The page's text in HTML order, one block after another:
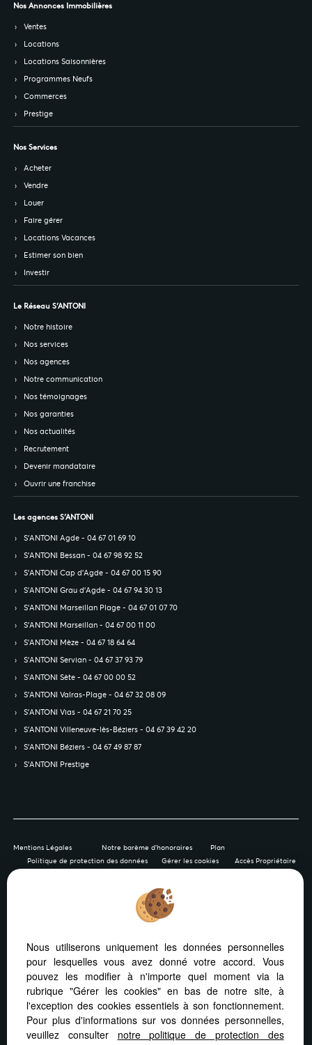
Nos Annonces Immobilières
Ventes
Locations
Locations Saisonnières
Programmes Neufs
Commerces
Prestige
Nos Services
Acheter
Vendre
Louer
Faire gérer
Locations Vacances
Estimer son bien
Investir
Le Réseau S’ANTONI
Notre histoire
Nos services
Nos agences
Notre communication
Nos témoignages
Nos garanties
Nos actualités
Recrutement
Devenir mandataire
Ouvrir une franchise
Les agences S’ANTONI
S’ANTONI Agde - 04 67 01 69 10
S’ANTONI Bessan - 04 67 98 92 52
S’ANTONI Cap d'Agde - 04 67 00 15 90
S’ANTONI Grau d'Agde - 04 67 94 30 13
S’ANTONI Marseillan Plage - 04 67 01 07 70
S’ANTONI Marseillan - 04 67 00 11 00
S’ANTONI Mèze - 04 67 18 64 64
S’ANTONI Servian - 04 67 37 93 79
S’ANTONI Sète - 04 67 00 00 52
S’ANTONI Valras-Plage - 04 67 32 08 09
S’ANTONI Vias - 04 67 21 70 25
S’ANTONI Villeneuve-lès-Béziers - 04 67 39 42 20
S’ANTONI Béziers - 04 67 49 87 87
S’ANTONI Prestige
Mentions Légales Notre barème d'honoraires
Plan
Politique de protection des données
Gérer les cookies Accès Propriétaire
Afin de vous offrir un confort de lecture permanent, depuis
votre PC, votre tablette ou votre smartphone, notre site
s’adapte automatiquement aux différents types d'écrans
Logiciel immobilier Adapt Immo
Nous utiliserons uniquement les données personnelles
pour lesquelles vous avez donné votre accord. Vous
pouvez les modifier à n'importe quel moment via la
rubrique "Gérer les cookies" en bas de notre site, à
l'exception des cookies essentiels à son fonctionnement.
Pour plus d'informations sur vos données personnelles,
veuillez consulter notre politique de protection des